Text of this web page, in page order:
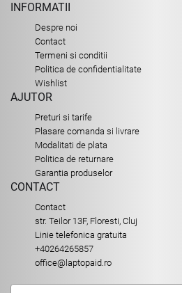
INFORMATII
Despre noi
Contact
Termeni si conditii
Politica de confidentialitate
Wishlist
AJUTOR
Preturi si tarife
Plasare comanda si livrare
Modalitati de plata
Politica de returnare
Garantia produselor
CONTACT
Contact
str. Teilor 13F, Floresti, Cluj
Linie telefonica gratuita
+40264265857
office@laptopaid.ro